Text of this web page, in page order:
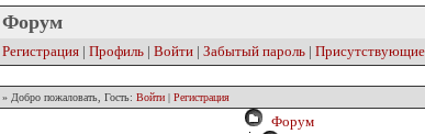
Форум
Регистрация | Профиль | Войти | Забытый пароль | Присутствующие
» Добро пожаловать, Гость: Войти | Регистрация
Форум